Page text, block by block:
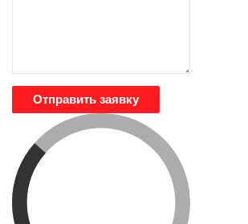
Отправить заявку